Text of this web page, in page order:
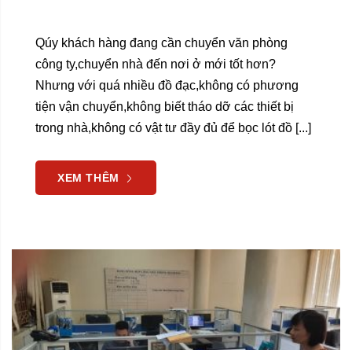
Qúy khách hàng đang cần chuyển văn phòng
công ty,chuyển nhà đến nơi ở mới tốt hơn?
Nhưng với quá nhiều đồ đạc,không có phương
tiện vận chuyển,không biết tháo dỡ các thiết bị
trong nhà,không có vật tư đầy đủ để bọc lót đồ [...]
XEM THÊM